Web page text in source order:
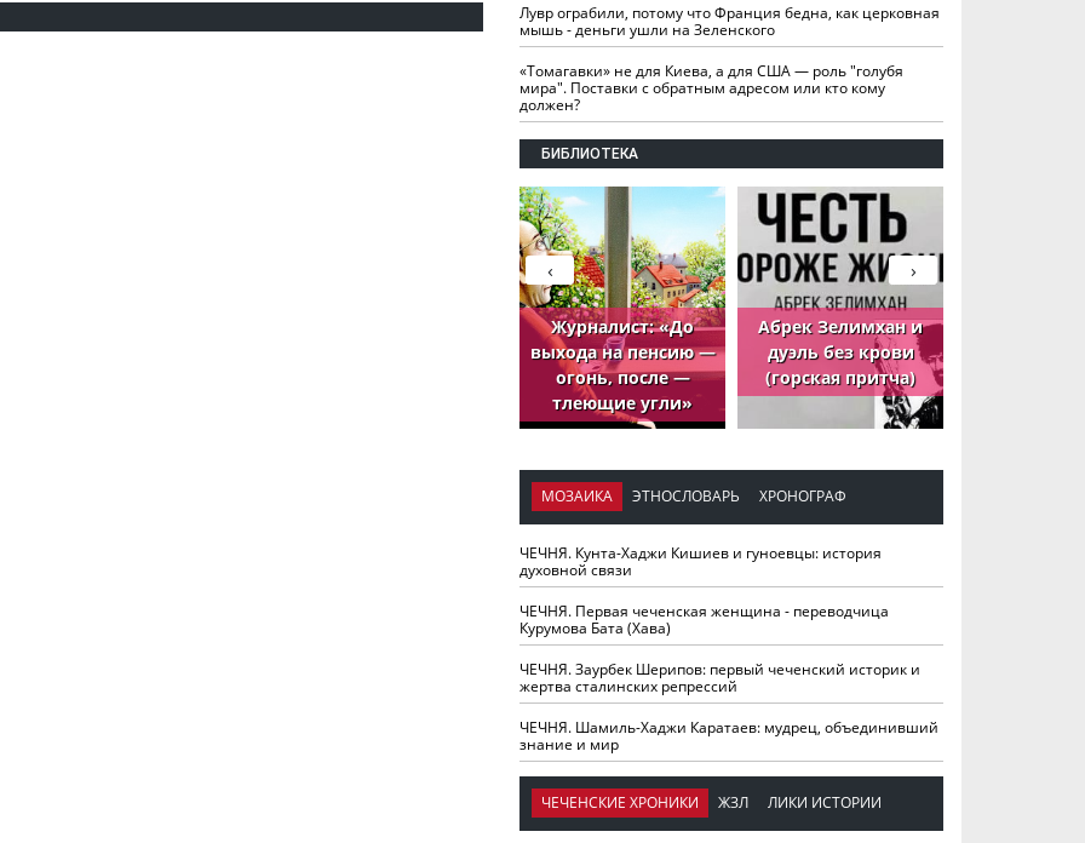
Лувр ограбили, потому что Франция бедна, как церковная
мышь - деньги ушли на Зеленского
«Томагавки» не для Киева, а для США — роль "голубя
мира". Поставки с обратным адресом или кто кому
должен?
БИБЛИОТЕКА
Журналист: «До
выхода на пенсию —
огонь, после —
тлеющие угли»
Абрек Зелимхан и
дуэль без крови
(горская притча)
›
‹
МОЗАИКА ЭТНОСЛОВАРЬ ХРОНОГРАФ
ЧЕЧНЯ. Кунта-Хаджи Кишиев и гуноевцы: история
духовной связи
ЧЕЧНЯ. Первая чеченская женщина - переводчица
Курумова Бата (Хава)
ЧЕЧНЯ. Заурбек Шерипов: первый чеченский историк и
жертва сталинских репрессий
ЧЕЧНЯ. Шамиль-Хаджи Каратаев: мудрец, объединивший
знание и мир
ЧЕЧЕНСКИЕ ХРОНИКИ ЖЗЛ ЛИКИ ИСТОРИИ